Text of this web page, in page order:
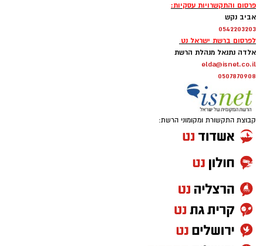
פרסום והתקשרויות עסקיות:
אביב נקש
0542203203
לפרסום ברשת ישראל נט
אלדה נתנאל מנהלת הרשת
elda@isnet.co.il
0507870908
קבוצת התקשורת ומקומוני הרשת: